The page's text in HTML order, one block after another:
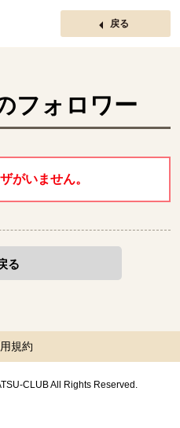
戻る
フォロワー
がいません。
る
す。
規約
CLUB All Rights Reserved.